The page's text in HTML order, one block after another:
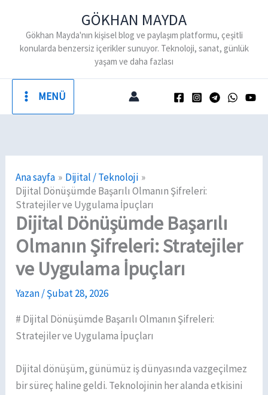
GÖKHAN MAYDA
Gökhan Mayda'nın kişisel blog ve paylaşım platformu, çeşitli
konularda benzersiz içerikler sunuyor. Teknoloji, sanat, günlük
yaşam ve daha fazlası
MENÜ
Ana sayfa
Dijital / Teknoloji
Dijital Dönüşümde Başarılı Olmanın Şifreleri:
Stratejiler ve Uygulama İpuçları
Dijital Dönüşümde Başarılı
Olmanın Şifreleri: Stratejiler
ve Uygulama İpuçları
Yazan/Şubat 28, 2026
# Dijital Dönüşümde Başarılı Olmanın Şifreleri:
Stratejiler ve Uygulama İpuçları
Dijital dönüşüm, günümüz iş dünyasında vazgeçilmez
bir süreç haline geldi. Teknolojinin her alanda etkisini